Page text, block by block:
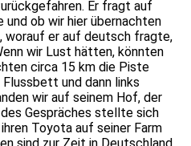
Er fragt auf
und ob wir hier übernachten
worauf er auf deutsch fragte,
wir Lust hätten, könnten
circa 15 km die Piste
und dann links
wir auf seinem Hof, der
Gespräches stellte sich
Toyota auf seiner Farm